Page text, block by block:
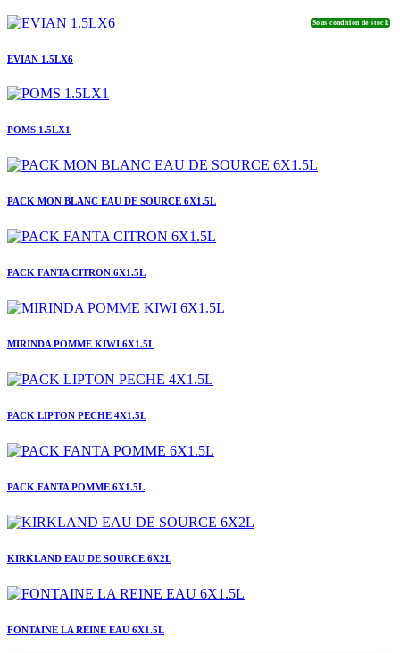
Sous condition de stock
EVIAN 1.5LX6
POMS 1.5LX1
PACK MON BLANC EAU DE SOURCE 6X1.5L
PACK FANTA CITRON 6X1.5L
MIRINDA POMME KIWI 6X1.5L
PACK LIPTON PECHE 4X1.5L
PACK FANTA POMME 6X1.5L
KIRKLAND EAU DE SOURCE 6X2L
FONTAINE LA REINE EAU 6X1.5L